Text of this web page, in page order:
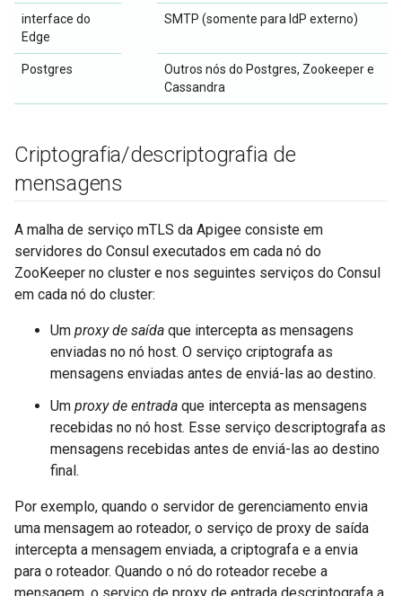
interface do
Edge
SMTP (somente para IdP externo)
Postgres
Outros nós do Postgres, Zookeeper e
Cassandra
Criptografia/descriptografia de
mensagens
A malha de serviço mTLS da Apigee consiste em
servidores do Consul executados em cada nó do
ZooKeeper no cluster e nos seguintes serviços do Consul
em cada nó do cluster:
Um proxy de saída que intercepta as mensagens
enviadas no nó host. O serviço criptografa as
mensagens enviadas antes de enviá-las ao destino.
Um proxy de entrada que intercepta as mensagens
recebidas no nó host. Esse serviço descriptografa as
mensagens recebidas antes de enviá-las ao destino
final.
Por exemplo, quando o servidor de gerenciamento envia
uma mensagem ao roteador, o serviço de proxy de saída
intercepta a mensagem enviada, a criptografa e a envia
para o roteador. Quando o nó do roteador recebe a